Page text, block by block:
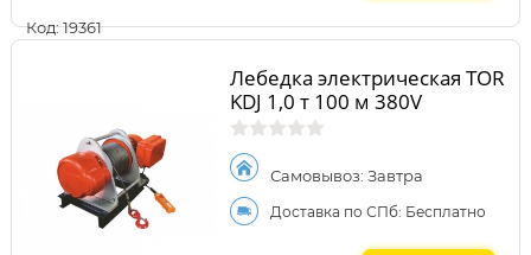
Код: 19361
Лебедка электрическая TOR
KDJ 1,0 т 100 м 380V
Самовывоз: Завтра
Доставка по СПб: Бесплатно